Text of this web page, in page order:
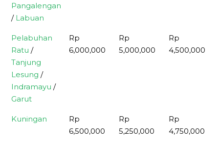
Pangalengan
/ Labuan
Pelabuhan
Ratu /
Tanjung
Lesung /
Indramayu /
Garut
Rp
6,000,000
Rp
5,000,000
Rp
4,500,000
Kuningan
Rp
6,500,000
Rp
5,250,000
Rp
4,750,000